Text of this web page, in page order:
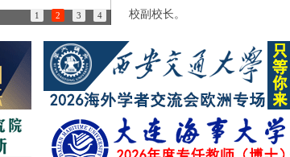
85岁诺奖得主：做学问简直是世界上最
1 2 3 4
校副校长。